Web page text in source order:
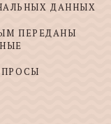
ДАННЫХ
ПЕРЕДАНЫ